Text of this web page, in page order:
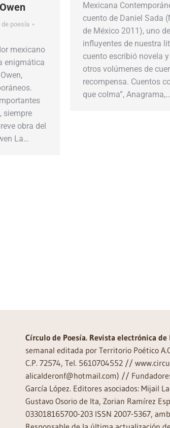
de poesía
mexicano
enigmática
siempre
obra del
La…
Mexicana
cuento de Daniel Sada
de México 2011), uno
influyentes de nuestra
cuento escribió novela
otros volúmenes de
recompensa. Cuentos
que colma”, Anagrama,…
Círculo de Poesía. Revista electrónica
semanal editada por Territorio Poético
C.P. 72574, Tel. 5610704552 //
alicalderonf@hotmail.com) //
García López. Editores asociados: Mijail
Gustavo Osorio de Ita, Zorian Ramírez
033018165700-203 ISSN 2007-5367,